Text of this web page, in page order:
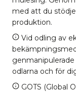
med att du
produktion.
Vid odling av
odlarna och för
GOTS (Global